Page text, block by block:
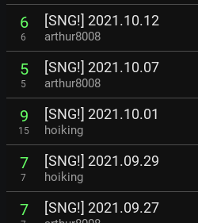
6
6
[SNG!] 2021.10.12
arthur8008
5
5
[SNG!] 2021.10.07
arthur8008
9
15
[SNG!] 2021.10.01
hoiking
7
7
[SNG!] 2021.09.29
hoiking
7 [SNG!] 2021.09.27